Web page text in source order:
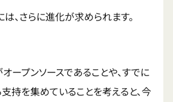
、さらに進化が求められます。
オープンソースであることや、すでに
持を集めていることを考えると、今